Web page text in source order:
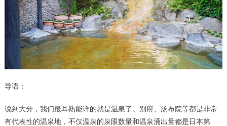
导语：
说到大分，我们最耳熟能详的就是温泉了。别府、汤布院等都是非常
有代表性的温泉地，不仅温泉的泉眼数量和温泉涌出量都是日本第